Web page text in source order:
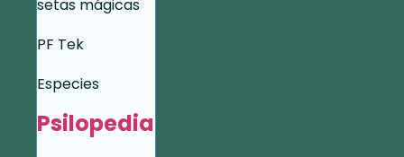
setas mágicas
PF Tek
Especies
Psilopedia